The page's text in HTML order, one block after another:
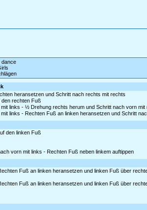
dance
heransetzen und Schritt nach rechts mit rechts
den rechten Fuß
links - ½ Drehung rechts herum und Schritt nach vorn mit
links - Rechten Fuß an linken heransetzen und Schritt
den linken Fuß
vorn mit links - Rechten Fuß neben linkem auftippen
Fuß an linken heransetzen und linken Fuß über
Fuß an linken heransetzen und linken Fuß über